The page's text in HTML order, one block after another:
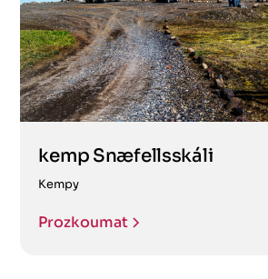
kemp Snæfellsskáli
Kempy
Prozkoumat